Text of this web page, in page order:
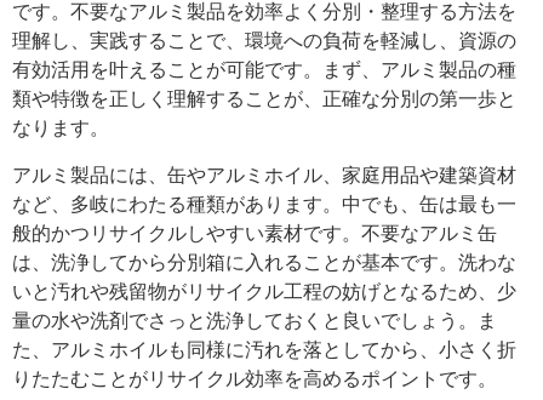
です。不要なアルミ製品を効率よく分別・整理する方法を
理解し、実践することで、環境への負荷を軽減し、資源の
有効活用を叶えることが可能です。まず、アルミ製品の種
類や特徴を正しく理解することが、正確な分別の第一歩と
なります。
アルミ製品には、缶やアルミホイル、家庭用品や建築資材
など、多岐にわたる種類があります。中でも、缶は最も一
般的かつリサイクルしやすい素材です。不要なアルミ缶
は、洗浄してから分別箱に入れることが基本です。洗わな
いと汚れや残留物がリサイクル工程の妨げとなるため、少
量の水や洗剤でさっと洗浄しておくと良いでしょう。ま
た、アルミホイルも同様に汚れを落としてから、小さく折
りたたむことがリサイクル効率を高めるポイントです。